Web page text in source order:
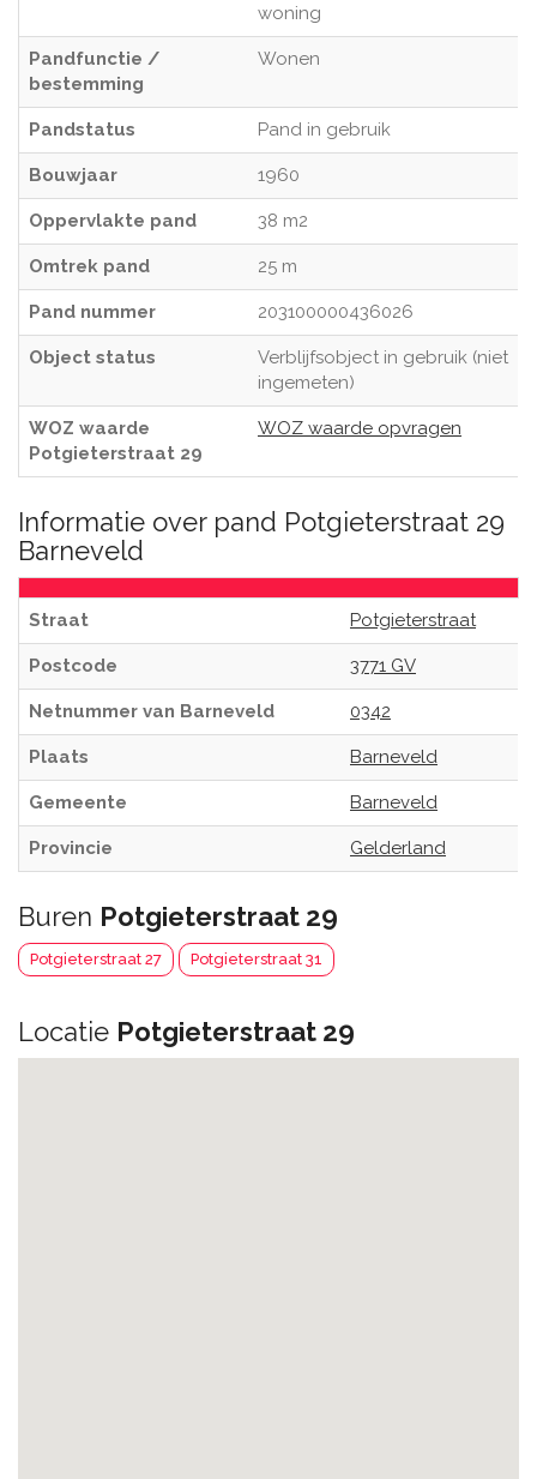
woning
Pandfunctie /
bestemming
Wonen
Pandstatus Pand in gebruik
Bouwjaar 1960
Oppervlakte pand 38 m2
Omtrek pand 25 m
Pand nummer 203100000436026
Object status
Verblijfsobject in gebruik (niet
ingemeten)
WOZ waarde
Potgieterstraat 29
WOZ waarde opvragen
Informatie over pand Potgieterstraat 29
Barneveld
Straat Potgieterstraat
Postcode 3771 GV
Netnummer van Barneveld 0342
Plaats Barneveld
Gemeente Barneveld
Provincie Gelderland
Buren Potgieterstraat 29
Potgieterstraat 27 Potgieterstraat 31
Locatie Potgieterstraat 29